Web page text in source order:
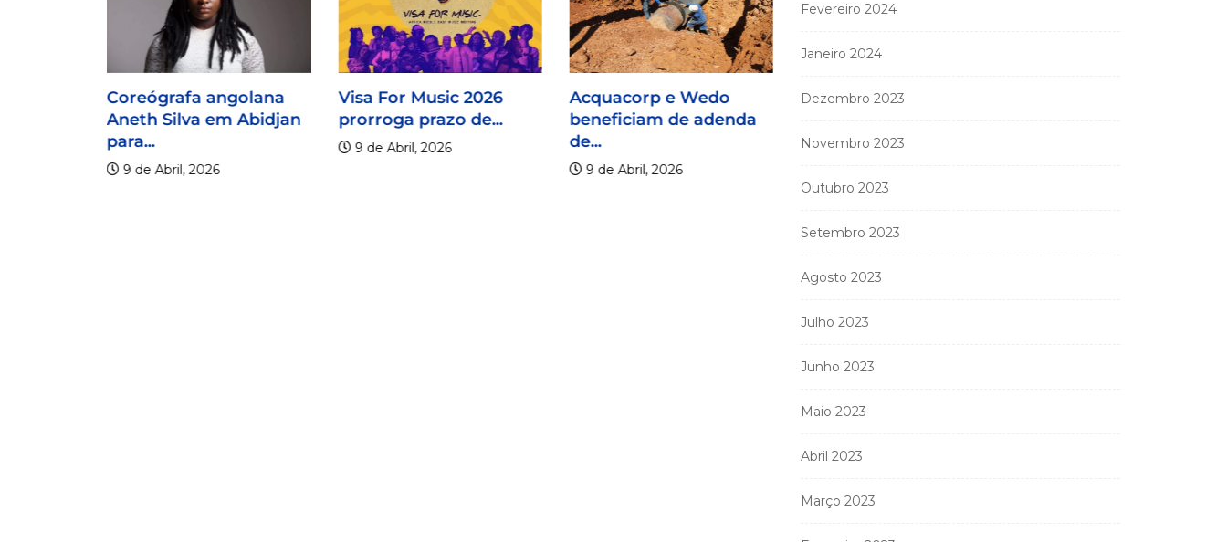
Coreógrafa angolana
Aneth Silva em Abidjan
para...
9 de Abril, 2026
Visa For Music 2026
prorroga prazo de...
9 de Abril, 2026
Acquacorp e Wedo
beneficiam de adenda
de...
9 de Abril, 2026
Ministério Público
manda apreender os 20
Fevereiro 2024
Janeiro 2024
Dezembro 2023
Novembro 2023
Outubro 2023
Setembro 2023
Agosto 2023
Julho 2023
Junho 2023
Maio 2023
Abril 2023
Março 2023